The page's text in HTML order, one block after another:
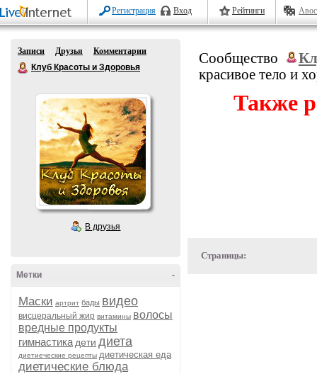
Регистрация Вход Рейтинги
Записи Друзья
Комментарии
Клуб Красоты и Здоровья
В друзья
-
Метки
Маски артрит бады видео
висцеральный жир витамины волосы
вредные продукты
гимнастика дети диета
диетиеческие рецепты диетическая еда
диетические блюда
Сообщество
красивое тело и
Также
Страницы: